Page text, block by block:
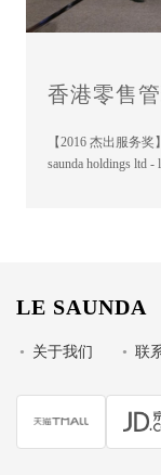
香港零售
【2016 杰出服务
saunda holdings ltd -
LE SAUNDA
• 关于我们 • 联